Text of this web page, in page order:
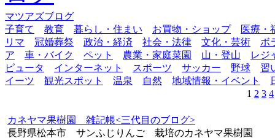
マツアズブログ
子育て
教育 暮らし・住まい お買物・ショップ
医療・
リマ
冠婚葬祭 政治・経済 社会・法律 文化・芸術
ボ
ア
車・バイク ペット 農業・家庭菜園 山・登山
レジ
ピュータ
インターネット スポーツ サッカー 野球
習
イーツ
観光スポット 温泉 自然 地域情報・イベント
1 2 3 4
カネヤマ果樹園 雑記帳<三代目のブログ>
長野県松本市 サンふじりんご 栽培のカネヤマ果樹園